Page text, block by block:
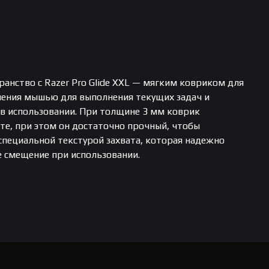
с Razer Pro Glide XXL — мягким ковриком для
мышью для выполнения текущих задач и
использовании. При толщине 3 мм коврик
при этом он достаточно прочный, чтобы
текстурой захвата, которая надежно
при использовании.